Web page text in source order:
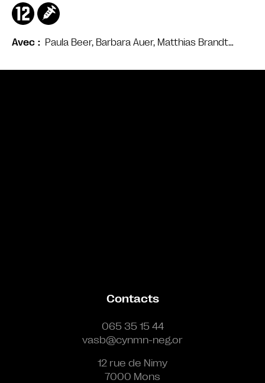
Avec Paula Beer, Barbara Auer, Matthias Brandt…
Contacts
065 35 15 44
vasb@cynmn-neg.or
12 rue de Nimy
7000 Mons